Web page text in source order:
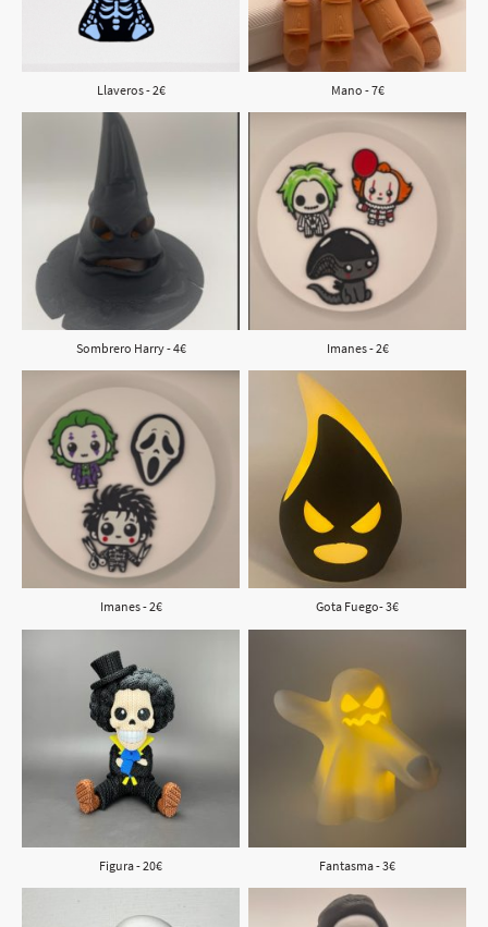
Llaveros - 2€ Mano - 7€
Sombrero Harry - 4€ Imanes - 2€
Imanes - 2€ Gota Fuego- 3€
Figura - 20€ Fantasma - 3€